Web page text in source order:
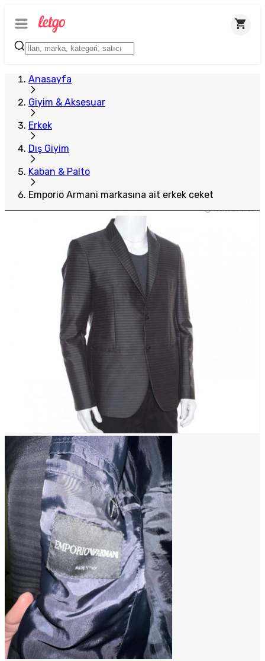
Anasayfa
Giyim & Aksesuar
Erkek
Dış Giyim
Kaban & Palto
Emporio Armani markasına ait erkek ceket